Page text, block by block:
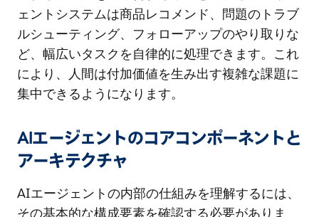
ェントシステムは商品レコメンド、問題のトラブ
ルシューティング、フォローアップのやり取りな
ど、幅広いタスクを自律的に処理できます。これ
により、人間は付加価値を生み出す複雑な課題に
集中できるようになります。
AIエージェントのコアコンポーネントと
アーキテクチャ
AIエージェントの内部の仕組みを理解するには、
その基本的な構成要素を確認する必要がありま